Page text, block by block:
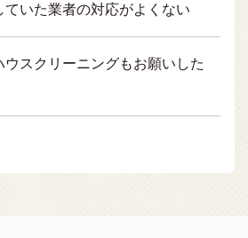
ていた業者の対応がよくない
ウスクリーニングもお願いした